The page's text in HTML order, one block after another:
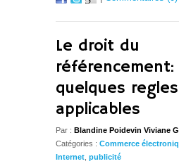
Le droit du
quelques regles
applicables
Par : Blandine Poidevin Viviane
Catégories : Commerce
Internet publicité